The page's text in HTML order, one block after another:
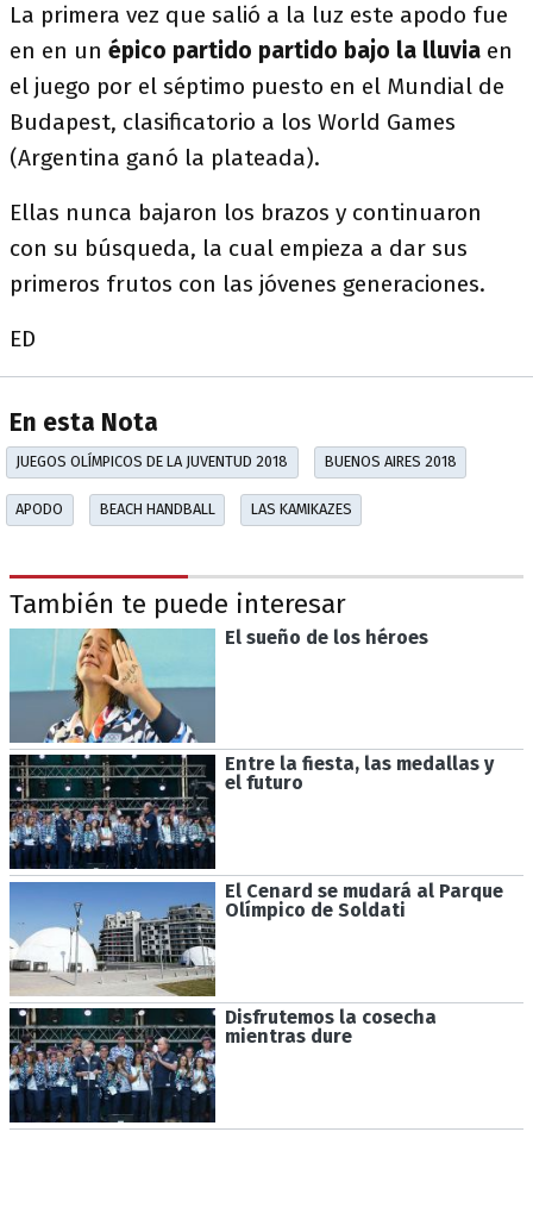
La primera vez que salió a la luz este apodo fue
en en un épico partido partido bajo la lluvia en
el juego por el séptimo puesto en el Mundial de
Budapest, clasificatorio a los World Games
(Argentina ganó la plateada).
Ellas nunca bajaron los brazos y continuaron
con su búsqueda, la cual empieza a dar sus
primeros frutos con las jóvenes generaciones.
ED
En esta Nota
JUEGOS OLÍMPICOS DE LA JUVENTUD 2018 BUENOS AIRES 2018
APODO BEACH HANDBALL LAS KAMIKAZES
También te puede interesar
El sueño de los héroes
Entre la fiesta, las medallas y
el futuro
El Cenard se mudará al Parque
Olímpico de Soldati
Disfrutemos la cosecha
mientras dure